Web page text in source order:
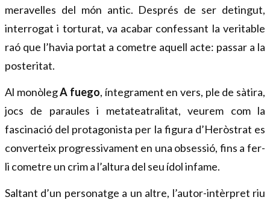
meravelles del món antic. Després de ser detingut,
interrogat i torturat, va acabar confessant la veritable
raó que l’havia portat a cometre aquell acte: passar a la
posteritat.
Al monòleg A fuego, íntegrament en vers, ple de sàtira,
jocs de paraules i metateatralitat, veurem com la
fascinació del protagonista per la figura d’Heròstrat es
converteix progressivament en una obsessió, fins a fer-
li cometre un crim a l’altura del seu ídol infame.
Saltant d’un personatge a un altre, l’autor-intèrpret riu